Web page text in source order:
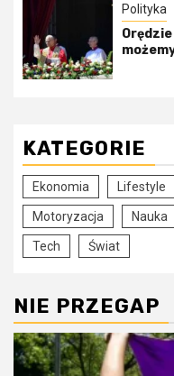
Polityka
KATEGORIE
Ekonomia Lifestyle
Motoryzacja Nauka
Tech Świat
NIE PRZEGAP